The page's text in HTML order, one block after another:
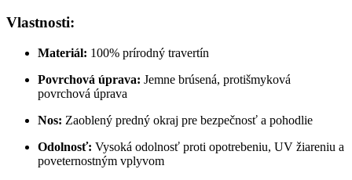
Vlastnosti:
Materiál: 100% prírodný travertín
Povrchová úprava: Jemne brúsená, protišmyková
povrchová úprava
Nos: Zaoblený predný okraj pre bezpečnosť a pohodlie
Odolnosť: Vysoká odolnosť proti opotrebeniu, UV žiareniu a
poveternostným vplyvom